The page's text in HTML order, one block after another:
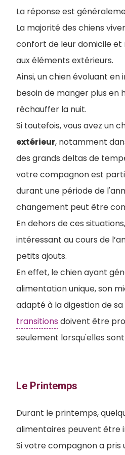
La réponse est
La majorité des chiens
confort de leur domicile et
aux éléments extérieurs.
Ainsi, un chien évoluant en
besoin de manger plus en
réchauffer la nuit.
Si toutefois, vous avez un
extérieur, notamment
des grands deltas de
votre compagnon est
durant une période de
changement peut être
En dehors de ces
intéressant au cours de
petits ajouts.
En effet, le chien ayant
alimentation unique, son
adapté à la digestion de
transitions doivent être
seulement lorsqu'elles
Le Printemps
Durant le printemps,
alimentaires peuvent être
Si votre compagnon a pris